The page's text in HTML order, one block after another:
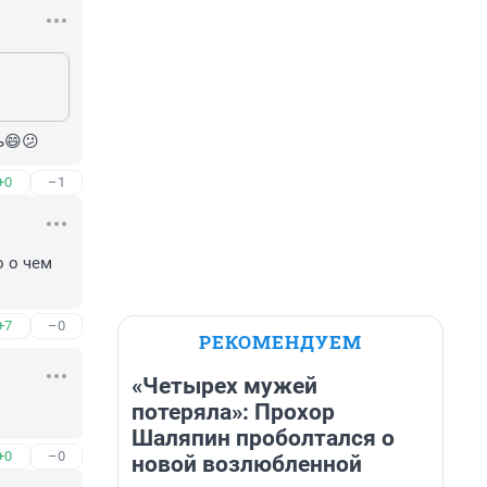
–1
о чем
–0
–0
РЕКОМЕНДУЕМ
«Четырех мужей
потеряла»: Прохор
Шаляпин проболтался о
новой возлюбленной